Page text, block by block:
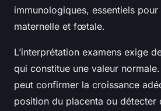
immunologiques, essentiels
maternelle et fœtale.
L’interprétation examens exige
qui constitue une valeur
peut confirmer la croissance
position du placenta ou détecter